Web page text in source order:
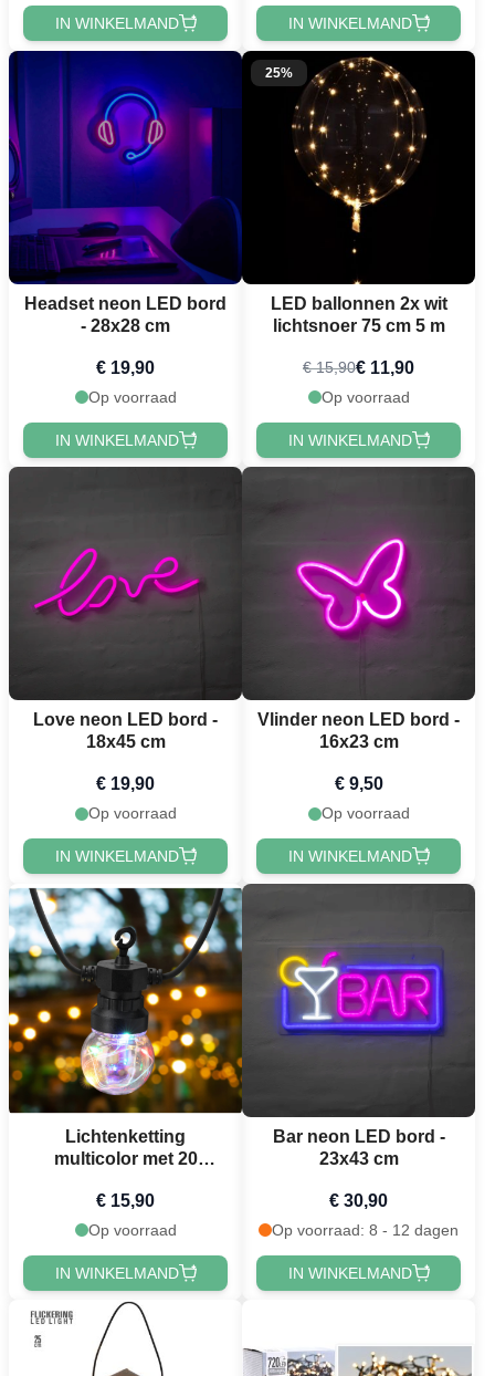
IN WINKELMAND IN WINKELMAND
Headset neon LED bord
- 28x28 cm
€ 19,90
Op voorraad
IN WINKELMAND
25%
LED ballonnen 2x wit
lichtsnoer 75 cm 5 m
€ 15,90€ 11,90
Op voorraad
IN WINKELMAND
Love neon LED bord -
18x45 cm
€ 19,90
Op voorraad
IN WINKELMAND
Vlinder neon LED bord -
16x23 cm
€ 9,50
Op voorraad
IN WINKELMAND
Lichtenketting
multicolor met 20
€ 15,90
Op voorraad
IN WINKELMAND
Bar neon LED bord -
23x43 cm
€ 30,90
Op voorraad: 8 - 12 dagen
IN WINKELMAND